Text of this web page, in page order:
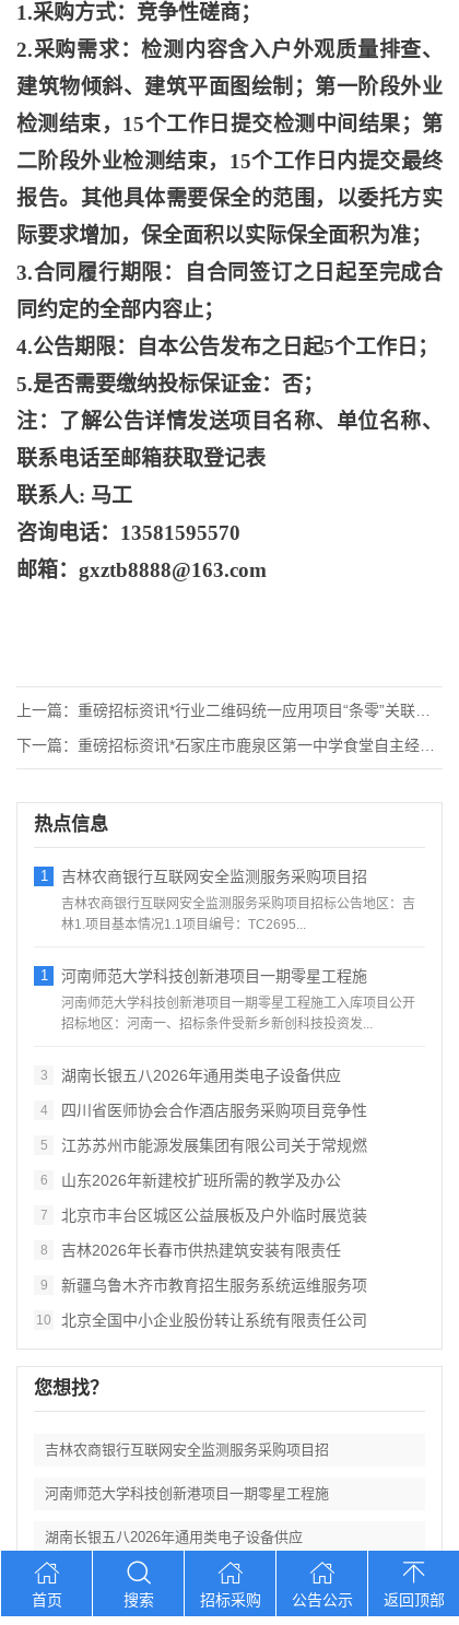
1.采购方式：竞争性磋商；
2.采购需求：检测内容含入户外观质量排查、
建筑物倾斜、建筑平面图绘制；第一阶段外业
检测结束，15个工作日提交检测中间结果；第
二阶段外业检测结束，15个工作日内提交最终
报告。其他具体需要保全的范围，以委托方实
际要求增加，保全面积以实际保全面积为准；
3.合同履行期限：自合同签订之日起至完成合
同约定的全部内容止；
4.公告期限：自本公告发布之日起5个工作日；
5.是否需要缴纳投标保证金：否；
注：了解公告详情发送项目名称、单位名称、
联系电话至邮箱获取登记表
联系人: 马工
咨询电话： 13581595570
邮箱： gxztb8888@163.com
上一篇： 重磅招标资讯*行业二维码统一应用项目“条零”关联管理系统硬件
下一篇： 重磅招标资讯*石家庄市鹿泉区第一中学食堂自主经营劳务服务项目
热点信息
1 吉林农商银行互联网安全监测服务采购项目招
吉林农商银行互联网安全监测服务采购项目招标公告地区：吉
林1.项目基本情况1.1项目编号：TC2695...
1 河南师范大学科技创新港项目一期零星工程施
河南师范大学科技创新港项目一期零星工程施工入库项目公开
招标地区：河南一、招标条件受新乡新创科技投资发...
3 湖南长银五八2026年通用类电子设备供应
4 四川省医师协会合作酒店服务采购项目竞争性
5 江苏苏州市能源发展集团有限公司关于常规燃
6 山东2026年新建校扩班所需的教学及办公
7 北京市丰台区城区公益展板及户外临时展览装
8 吉林2026年长春市供热建筑安装有限责任
9 新疆乌鲁木齐市教育招生服务系统运维服务项
10 北京全国中小企业股份转让系统有限责任公司
您想找？
吉林农商银行互联网安全监测服务采购项目招
河南师范大学科技创新港项目一期零星工程施
湖南长银五八2026年通用类电子设备供应
四川省医师协会合作酒店服务采购项目竞争性
首页 搜索 招标采购 公告公示 返回顶部